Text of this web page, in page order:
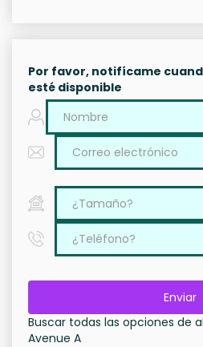
Por favor, notifícame
esté disponible
Enviar
Buscar todas las opciones de
Avenue A